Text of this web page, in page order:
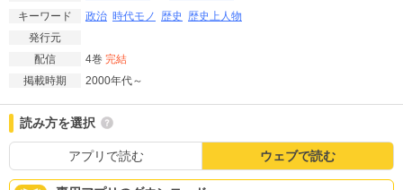
キーワード
政治 時代モノ 歴史
歴史上人物
発行元
配信
4巻 完結
掲載時期
2000年代～
読み方を選択
アプリで読む ウェブで読む